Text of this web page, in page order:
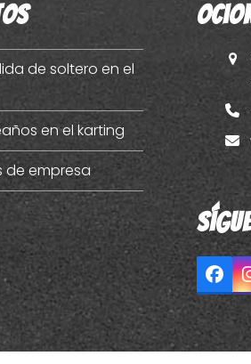
de soltero en el
en el karting
de empresa